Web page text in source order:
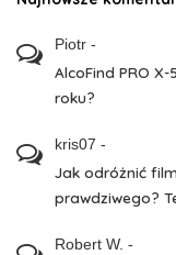
Piotr -
AlcoFind PRO
roku?
kris07 -
Jak odróżnić
prawdziwego?
Robert W. -